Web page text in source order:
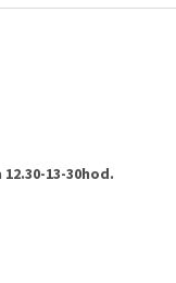
13-30hod.